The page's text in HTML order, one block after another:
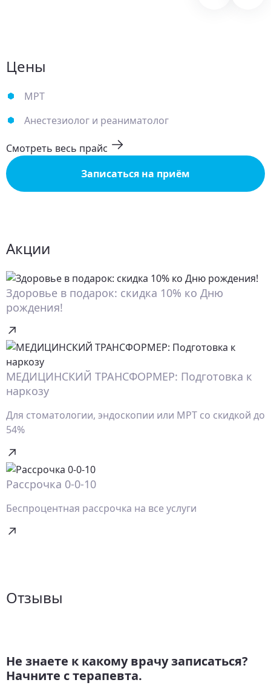
Цены
МРТ
Анестезиолог и реаниматолог
Смотреть весь прайс
Записаться на приём
Акции
Здоровье в подарок: скидка 10% ко Дню
рождения!
МЕДИЦИНСКИЙ ТРАНСФОРМЕР: Подготовка к
наркозу
Для стоматологии, эндоскопии или МРТ со скидкой до
54%
Рассрочка 0-0-10
Беспроцентная рассрочка на все услуги
Отзывы
Не знаете к какому врачу записаться?
Начните с терапевта.